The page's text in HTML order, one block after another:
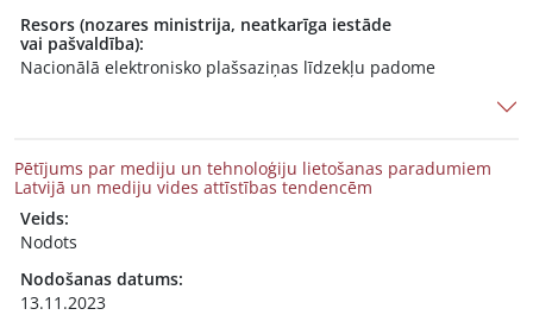
Resors (nozares ministrija, neatkarīga iestāde
vai pašvaldība):
Nacionālā elektronisko plašsaziņas līdzekļu padome
Pētījums par mediju un tehnoloģiju lietošanas paradumiem
Latvijā un mediju vides attīstības tendencēm
Veids:
Nodots
Nodošanas datums:
13.11.2023